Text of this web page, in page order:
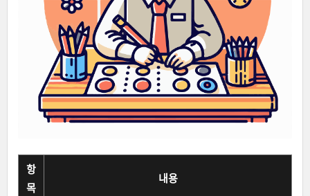
항
목
내용